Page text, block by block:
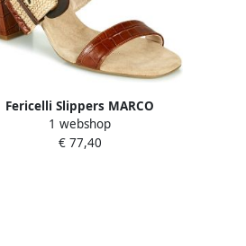
Fericelli Slippers MARCO
1 webshop
€ 77,40